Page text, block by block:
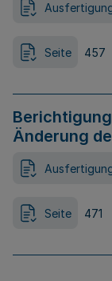
Seite 457
Änderung
Seite 471